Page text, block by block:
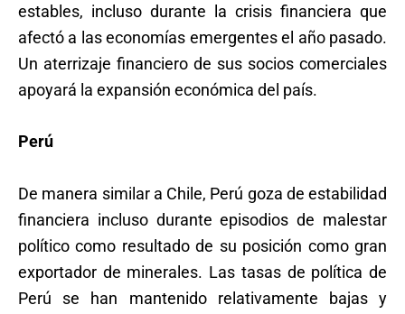
estables, incluso durante la crisis financiera que
afectó a las economías emergentes el año pasado.
Un aterrizaje financiero de sus socios comerciales
apoyará la expansión económica del país.
Perú
De manera similar a Chile, Perú goza de estabilidad
financiera incluso durante episodios de malestar
político como resultado de su posición como gran
exportador de minerales. Las tasas de política de
Perú se han mantenido relativamente bajas y